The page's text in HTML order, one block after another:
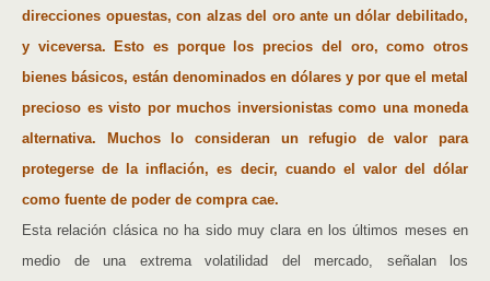
direcciones opuestas, con alzas del oro ante un dólar debilitado,
y viceversa. Esto es porque los precios del oro, como otros
bienes básicos, están denominados en dólares y por que el metal
precioso es visto por muchos inversionistas como una moneda
alternativa. Muchos lo consideran un refugio de valor para
protegerse de la inflación, es decir, cuando el valor del dólar
como fuente de poder de compra cae.
Esta relación clásica no ha sido muy clara en los últimos meses en
medio de una extrema volatilidad del mercado, señalan los